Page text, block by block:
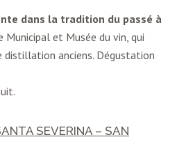
dans la tradition du passé à
Municipal et Musée du vin, qui
anciens. Dégustation
SEVERINA – SAN